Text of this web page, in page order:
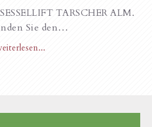
TARSCHER ALM.
Sie den…